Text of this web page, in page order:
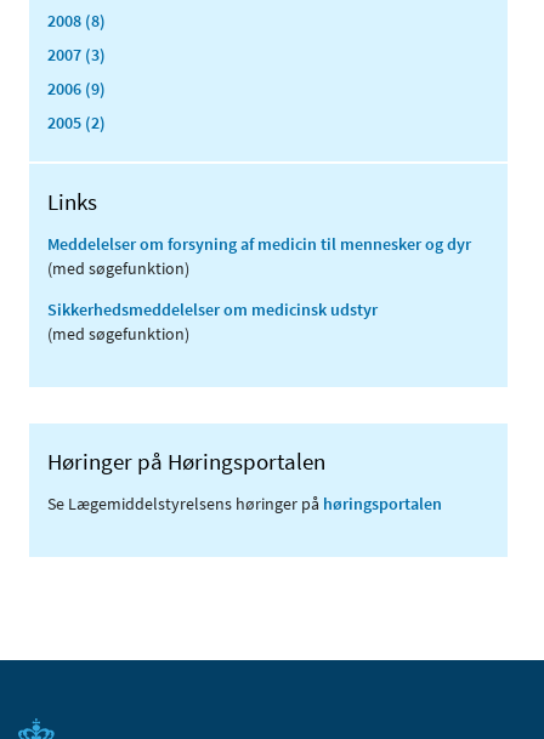
2008 (8)
2007 (3)
2006 (9)
2005 (2)
Links
Meddelelser om forsyning af medicin til mennesker og dyr
(med søgefunktion)
Sikkerhedsmeddelelser om medicinsk udstyr
(med søgefunktion)
Høringer på Høringsportalen
Se Lægemiddelstyrelsens høringer på høringsportalen